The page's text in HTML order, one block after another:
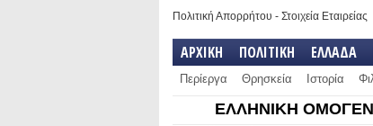
Πολιτική Απορρήτου - Στοιχεία Εταιρείας
ΑΡΧΙΚΗ ΠΟΛΙΤΙΚΗ ΕΛΛΑΔΑ
Περίεργα Θρησκεία Ιστορία
ΕΛΛΗΝΙΚΗ